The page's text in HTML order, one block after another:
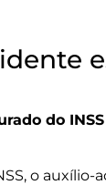
do INSS
o auxílio-